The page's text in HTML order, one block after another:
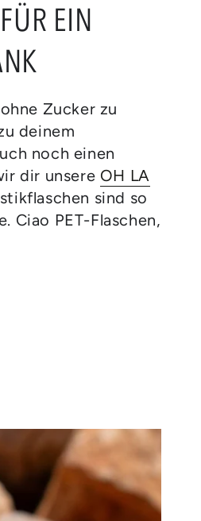
EIN
Zucker zu
deinem
noch einen
dir unsere OH LA
sind so
Ciao PET-Flaschen,